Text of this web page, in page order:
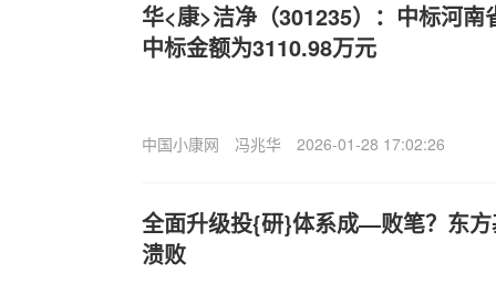
华<康>洁净（301235）：中标河南
中标金额为3110.98万元
中国小康网 冯兆华 2026-01-28 17:02:26
全面升级投{研}体系成—败笔？东
溃败